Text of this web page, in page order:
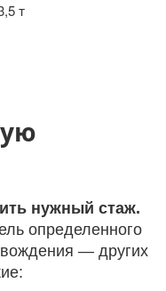
т
нужный стаж.
определенного
— других